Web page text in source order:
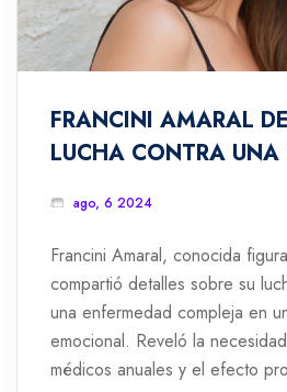
FRANCINI AMARAL
LUCHA CONTRA UNA
EL IMPACTO
ago, 6 2024
Francini Amaral, conocida
compartió detalles sobre su
una enfermedad compleja en
emocional. Reveló la
médicos anuales y el efecto